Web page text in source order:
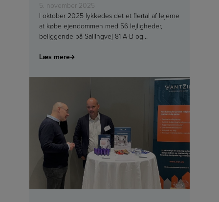
5. november 2025
I oktober 2025 lykkedes det et flertal af lejerne
at købe ejendommen med 56 lejligheder,
beliggende på Sallingvej 81 A-B og…
Læs mere